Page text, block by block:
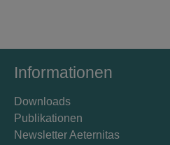
Informationen
Downloads
Publikationen
Newsletter Aeternitas